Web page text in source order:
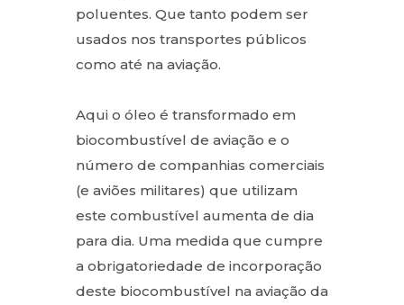
poluentes. Que tanto podem ser
usados nos transportes públicos
como até na aviação.
Aqui o óleo é transformado em
biocombustível de aviação e o
número de companhias comerciais
(e aviões militares) que utilizam
este combustível aumenta de dia
para dia. Uma medida que cumpre
a obrigatoriedade de incorporação
deste biocombustível na aviação da